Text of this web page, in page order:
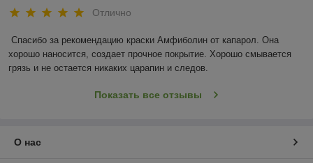
Отлично
Спасибо за рекомендацию краски Амфиболин от капарол. Она
хорошо наносится, создает прочное покрытие. Хорошо смывается
грязь и не остается никаких царапин и следов.
Показать все отзывы
О нас